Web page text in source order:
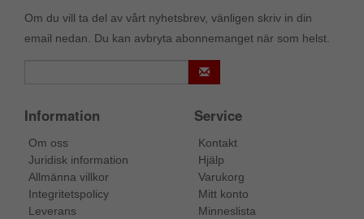
Om du vill ta del av vårt nyhetsbrev, vänligen skriv in din
email nedan. Du kan avbryta abonnemanget när som helst.
Information
Om oss
Juridisk information
Allmänna villkor
Integritetspolicy
Leverans
Service
Kontakt
Hjälp
Varukorg
Mitt konto
Minneslista